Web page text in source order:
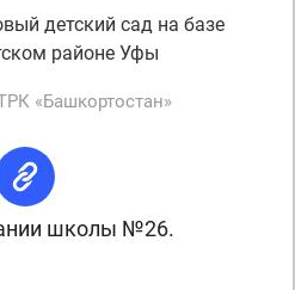
детский сад на базе
районе Уфы
«Башкортостан»
школы №26.